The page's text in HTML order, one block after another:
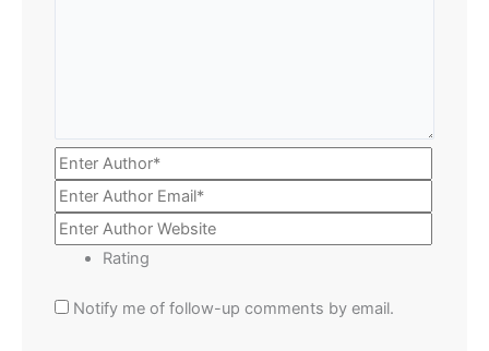
Rating
Notify me of follow-up comments by email.